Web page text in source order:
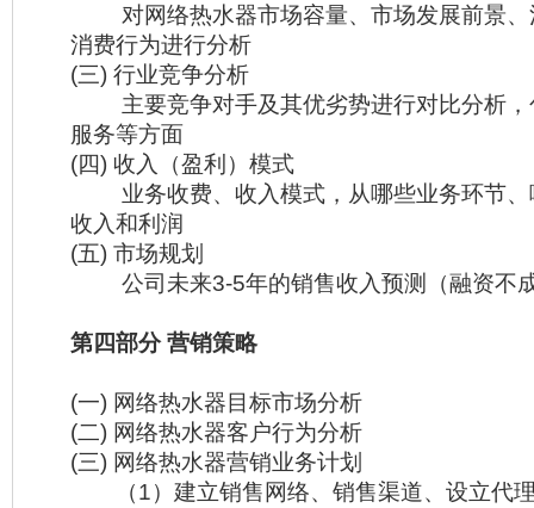
对网络热水器市场容量、市场发展前景、
消费行为进行分析
(三) 行业竞争分析
主要竞争对手及其优劣势进行对比分析，
服务等方面
(四) 收入（盈利）模式
业务收费、收入模式，从哪些业务环节、
收入和利润
(五) 市场规划
公司未来3-5年的销售收入预测（融资不
第四部分 营销策略
(一) 网络热水器目标市场分析
(二) 网络热水器客户行为分析
(三) 网络热水器营销业务计划
（1）建立销售网络、销售渠道、设立代